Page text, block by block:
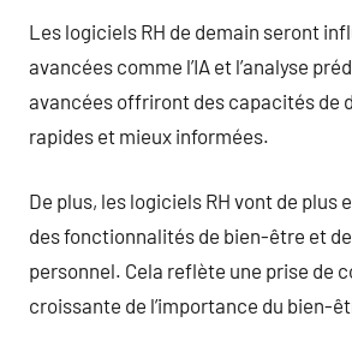
Les logiciels RH de demain seront
avancées comme l’IA et l’analyse
avancées offriront des capacités de
rapides et mieux informées.
De plus, les logiciels RH vont de plus
des fonctionnalités de bien-être et
personnel. Cela reflète une prise de
croissante de l’importance du bien-